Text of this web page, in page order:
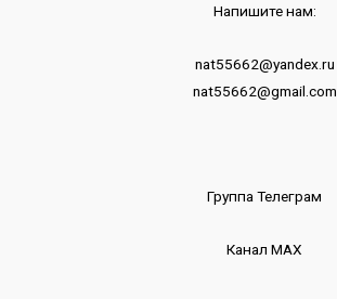
Напишите нам:
nat55662@yandex.ru
nat55662@gmail.com
Группа Телеграм
Канал МАХ